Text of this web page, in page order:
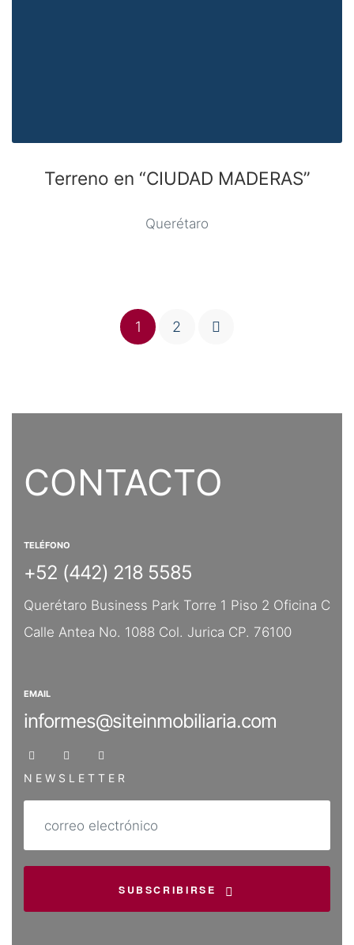
Terreno en “CIUDAD MADERAS”
Querétaro
1 2
CONTACTO
TELÉFONO
+52 (442) 218 5585
Querétaro Business Park Torre 1 Piso 2 Oficina C
Calle Antea No. 1088 Col. Jurica CP. 76100
EMAIL
informes@siteinmobiliaria.com
NEWSLETTER
SUBSCRIBIRSE